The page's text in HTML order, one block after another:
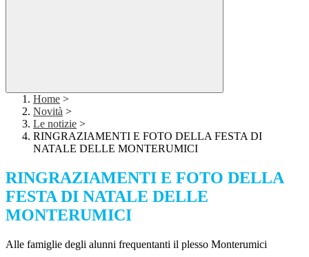
Home >
Novità >
Le notizie >
RINGRAZIAMENTI E FOTO DELLA FESTA DI
NATALE DELLE MONTERUMICI
RINGRAZIAMENTI E FOTO DELLA
FESTA DI NATALE DELLE
MONTERUMICI
Alle famiglie degli alunni frequentanti il plesso Monterumici